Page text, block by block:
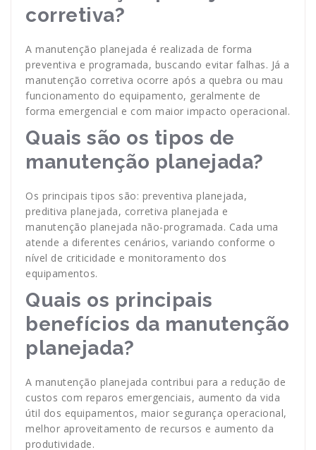
corretiva?
A manutenção planejada é realizada de forma
preventiva e programada, buscando evitar falhas. Já a
manutenção corretiva ocorre após a quebra ou mau
funcionamento do equipamento, geralmente de
forma emergencial e com maior impacto operacional.
Quais são os tipos de
manutenção planejada?
Os principais tipos são: preventiva planejada,
preditiva planejada, corretiva planejada e
manutenção planejada não-programada. Cada uma
atende a diferentes cenários, variando conforme o
nível de criticidade e monitoramento dos
equipamentos.
Quais os principais
benefícios da manutenção
planejada?
A manutenção planejada contribui para a redução de
custos com reparos emergenciais, aumento da vida
útil dos equipamentos, maior segurança operacional,
melhor aproveitamento de recursos e aumento da
produtividade.